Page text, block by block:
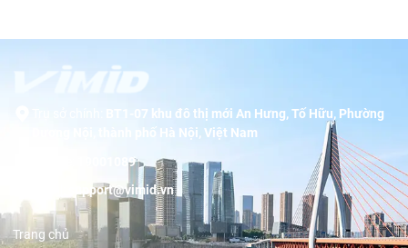
BT1-07 khu đô thị mới An Hưng, Tố Hữu, Phường
Dương Nội, thành phố Hà Nội, Việt Nam
19001089
support@vimid.vn
Trang chủ